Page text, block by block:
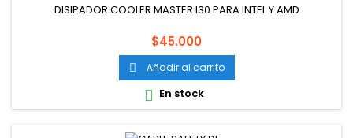
DISIPADOR COOLER MASTER I30 PARA INTEL Y AMD
Precio
$45.000
 Añadir al carrito
 En stock